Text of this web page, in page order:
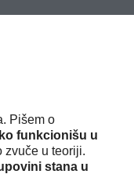
Pišem o
funkcionišu u
zvuče u teoriji.
stana u